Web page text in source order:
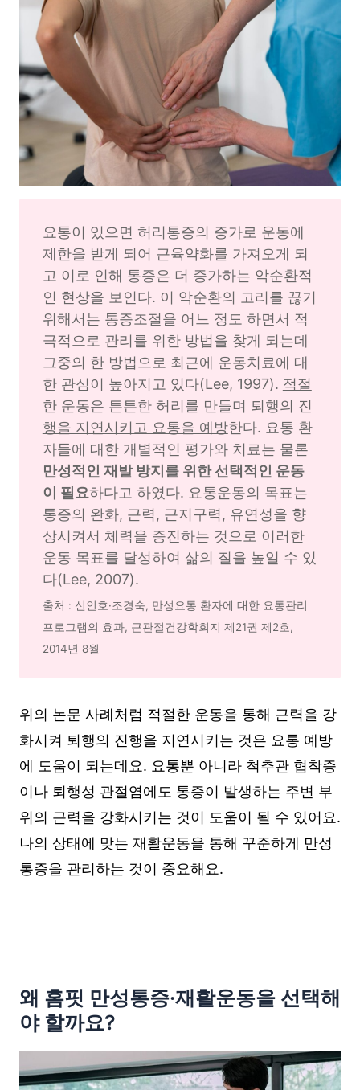
요통이 있으면 허리통증의 증가로 운동에
제한을 받게 되어 근육약화를 가져오게 되
고 이로 인해 통증은 더 증가하는 악순환적
인 현상을 보인다. 이 악순환의 고리를 끊기
위해서는 통증조절을 어느 정도 하면서 적
극적으로 관리를 위한 방법을 찾게 되는데
그중의 한 방법으로 최근에 운동치료에 대
한 관심이 높아지고 있다(Lee, 1997). 적절
한 운동은 튼튼한 허리를 만들며 퇴행의 진
행을 지연시키고 요통을 예방한다. 요통 환
만성적인 재발 방지를 위한 선택적인 운동
이 필요하다고 하였다. 요통운동의 목표는
통증의 완화, 근력, 근지구력, 유연성을 향
상시켜서 체력을 증진하는 것으로 이러한
운동 목표를 달성하여 삶의 질을 높일 수 있
다(Lee, 2007).
출처 : 신인호·조경숙, 만성요통 환자에 대한 요통관리
프로그램의 효과, 근관절건강학회지 제21권 제2호,
2014년 8월
위의 논문 사례처럼 적절한 운동을 통해 근력을 강
화시켜 퇴행의 진행을 지연시키는 것은 요통 예방
에 도움이 되는데요. 요통뿐 아니라 척추관 협착증
이나 퇴행성 관절염에도 통증이 발생하는 주변 부
위의 근력을 강화시키는 것이 도움이 될 수 있어요.
나의 상태에 맞는 재활운동을 통해 꾸준하게 만성
통증을 관리하는 것이 중요해요.
왜 홈핏 만성통증·재활운동을 선택해
야 할까요?